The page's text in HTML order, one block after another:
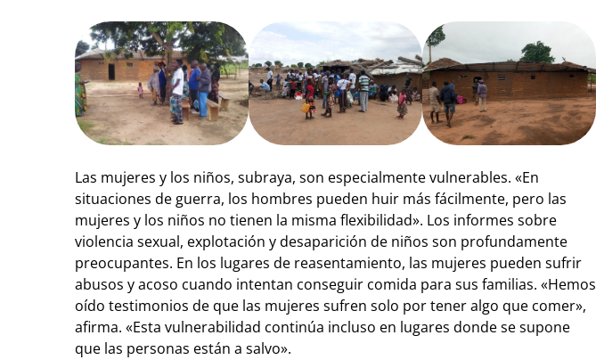
Las mujeres y los niños, subraya, son especialmente vulnerables. «En
situaciones de guerra, los hombres pueden huir más fácilmente, pero las
mujeres y los niños no tienen la misma flexibilidad». Los informes sobre
violencia sexual, explotación y desaparición de niños son profundamente
preocupantes. En los lugares de reasentamiento, las mujeres pueden sufrir
abusos y acoso cuando intentan conseguir comida para sus familias. «Hemos
oído testimonios de que las mujeres sufren solo por tener algo que comer»,
afirma. «Esta vulnerabilidad continúa incluso en lugares donde se supone
que las personas están a salvo».